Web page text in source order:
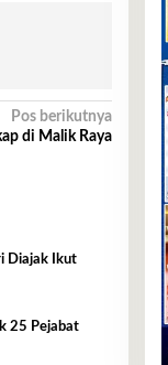
Pos berikutnya
di Malik Raya
Diajak Ikut
25 Pejabat